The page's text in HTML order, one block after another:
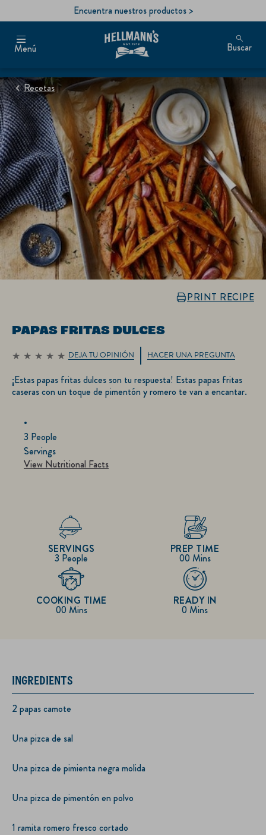
Encuentra nuestros productos >
Menú Buscar
Recetas
PRINT RECIPE
PAPAS FRITAS DULCES
No
han
enviado
calificaciones
recipe
DEJA TU OPINIÓN HACER UNA PREGUNTA
¡Estas papas fritas dulces son tu respuesta! Estas papas fritas
caseras con un toque de pimentón y romero te van a encantar.
3 People
Servings
View Nutritional Facts
3 People
SERVINGS
00 Mins
PREP TIME
00 Mins
COOKING TIME
0 Mins
READY IN
INGREDIENTS
2 papas camote
Una pizca de sal
Una pizca de pimienta negra molida
Una pizca de pimentón en polvo
1 ramita romero fresco cortado